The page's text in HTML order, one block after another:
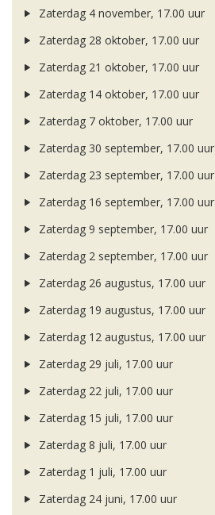
Zaterdag 4 november, 17.00 uur
Zaterdag 28 oktober, 17.00 uur
Zaterdag 21 oktober, 17.00 uur
Zaterdag 14 oktober, 17.00 uur
Zaterdag 7 oktober, 17.00 uur
Zaterdag 30 september, 17.00 uur
Zaterdag 23 september, 17.00 uur
Zaterdag 16 september, 17.00 uur
Zaterdag 9 september, 17.00 uur
Zaterdag 2 september, 17.00 uur
Zaterdag 26 augustus, 17.00 uur
Zaterdag 19 augustus, 17.00 uur
Zaterdag 12 augustus, 17.00 uur
Zaterdag 29 juli, 17.00 uur
Zaterdag 22 juli, 17.00 uur
Zaterdag 15 juli, 17.00 uur
Zaterdag 8 juli, 17.00 uur
Zaterdag 1 juli, 17.00 uur
Zaterdag 24 juni, 17.00 uur